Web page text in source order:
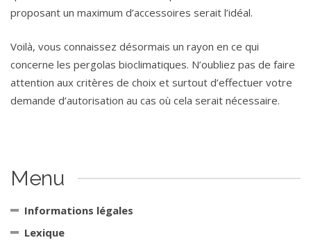
proposant un maximum d’accessoires serait l’idéal.
Voilà, vous connaissez désormais un rayon en ce qui
concerne les pergolas bioclimatiques. N’oubliez pas de faire
attention aux critères de choix et surtout d’effectuer votre
demande d’autorisation au cas où cela serait nécessaire.
Menu
Informations légales
Lexique